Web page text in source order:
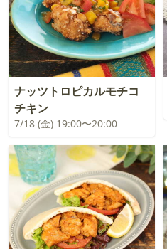
ナッツトロピカルモチコ
チキン
7/18 (金) 19:00〜20:00